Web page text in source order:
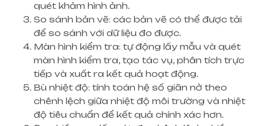
quét khảm hình ảnh.
So sánh bản vẽ: các bản vẽ có thể được tải
để so sánh với dữ liệu đo được.
Màn hình kiểm tra: tự động lấy mẫu và quét
màn hình kiểm tra, tạo tác vụ, phân tích trực
tiếp và xuất ra kết quả hoạt động.
Bù nhiệt độ: tính toán hệ số giãn nở theo
chênh lệch giữa nhiệt độ môi trường và nhiệt
độ tiêu chuẩn để kết quả chính xác hơn.